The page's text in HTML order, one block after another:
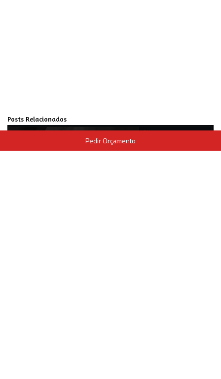
Posts Relacionados
Pedir Orçamento